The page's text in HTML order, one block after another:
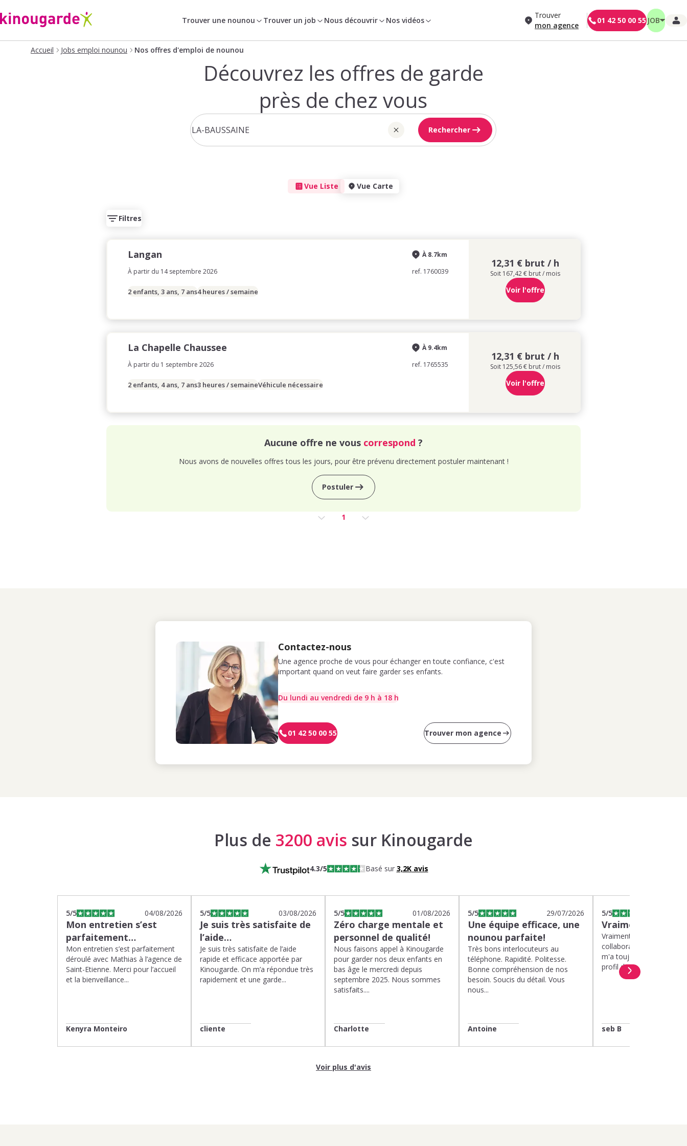
Trouver une nounou Trouver un job Nous découvrir Nos vidéos
Trouver
mon agence
01 42 50 00 55 JOB
Accueil Jobs emploi nounou Nos offres d'emploi de nounou
Découvrez les offres de garde
près de chez vous
Rechercher
Vue Liste Vue Carte
Filtres
Langan
À partir du 14 septembre 2026
À 8.7km
ref. 1760039
2 enfants, 3 ans, 7 ans4 heures / semaine
12,31 € brut / h
Soit 167,42 € brut / mois
Voir l'offre
La Chapelle Chaussee
À partir du 1 septembre 2026
À 9.4km
ref. 1765535
2 enfants, 4 ans, 7 ans3 heures / semaineVéhicule nécessaire
12,31 € brut / h
Soit 125,56 € brut / mois
Voir l'offre
Aucune offre ne vous correspond ?
Nous avons de nouvelles offres tous les jours, pour être prévenu directement postuler maintenant !
Postuler
1
Contactez-nous
Une agence proche de vous pour échanger en toute confiance, c'est
important quand on veut faire garder ses enfants.
Du lundi au vendredi de 9 h à 18 h
01 42 50 00 55 Trouver mon agence
Plus de 3200 avis sur Kinougarde
4.3/5 Basé sur 3,2Kavis
5/5 04/08/2026
Mon entretien s’est
parfaitement…
Mon entretien s’est parfaitement
déroulé avec Mathias à l’agence de
Saint-Etienne. Merci pour l’accueil
et la bienveillance...
Kenyra Monteiro
5/5 03/08/2026
Je suis très satisfaite de
l’aide…
Je suis très satisfaite de l’aide
rapide et efficace apportée par
Kinougarde. On m’a répondue très
rapidement et une garde...
cliente
5/5 01/08/2026
Zéro charge mentale et
personnel de qualité!
Nous faisons appel à Kinougarde
pour garder nos deux enfants en
bas âge le mercredi depuis
septembre 2025. Nous sommes
satisfaits....
Charlotte
5/5 29/07/2026
Une équipe efficace, une
nounou parfaite!
Très bons interlocuteurs au
téléphone. Rapidité. Politesse.
Bonne compréhension de nos
besoin. Soucis du détail. Vous
nous...
Antoine
5/5
Vraiment top
Vraiment top, plus d'un
collaboration avec
m'a toujours proposé de
profil de nounou. Et
seb B
Voir plus d'avis